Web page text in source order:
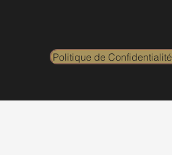
Politique de Confidentialité